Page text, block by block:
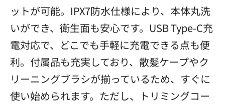
ットが可能。IPX7防水仕様により、本体丸洗
いができ、衛生面も安心です。USB Type-C充
電対応で、どこでも手軽に充電できる点も便
利。付属品も充実しており、散髪ケープやク
リーニングブラシが揃っているため、すぐに
使い始められます。ただし、トリミングコー